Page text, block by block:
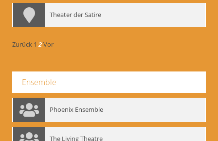
Theater der Satire
Zurück 1 2Vor
Ensemble
Phoenix Ensemble
The Living Theatre